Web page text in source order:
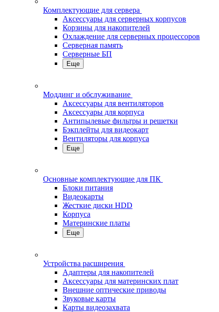
Комплектующие для сервера
Аксессуары для серверных корпусов
Корзины для накопителей
Охлаждение для серверных процессоров
Серверная память
Серверные БП
Еще
Моддинг и обслуживание
Аксессуары для вентиляторов
Аксессуары для корпуса
Антипылевые фильтры и решетки
Бэкплейты для видеокарт
Вентиляторы для корпуса
Еще
Основные комплектующие для ПК
Блоки питания
Видеокарты
Жесткие диски HDD
Корпуса
Материнские платы
Еще
Устройства расширения
Адаптеры для накопителей
Аксессуары для материнских плат
Внешние оптические приводы
Звуковые карты
Карты видеозахвата